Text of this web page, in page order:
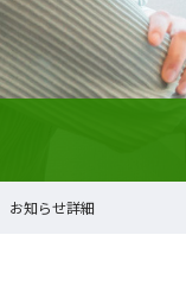
お知らせ詳細